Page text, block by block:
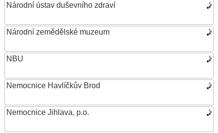
Národní ústav duševního zdraví
Národní zemědělské muzeum
NBU
Nemocnice Havlíčkův Brod
Nemocnice Jihlava, p.o.